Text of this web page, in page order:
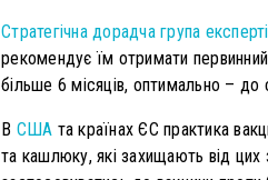
Стратегічна дорадча група
рекомендує їм отримати
більше 6 місяців, оптимально – до
В США та країнах ЄС практика
та кашлюку, які захищають від цих